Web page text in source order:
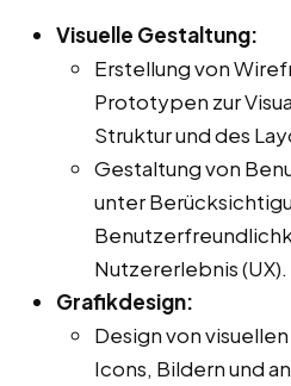
Visuelle Gestaltung:
Erstellung von
Prototypen zur
Struktur und des
Gestaltung von
unter
Nutzererlebnis (UX).
Grafikdesign:
Design von
Icons, Bildern und